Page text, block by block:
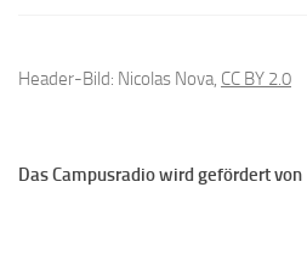
Header-Bild: Nicolas Nova, CC BY 2.0
Das Campusradio wird gefördert von